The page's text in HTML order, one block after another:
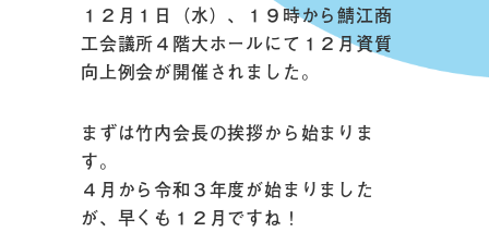
１２月１日（水）、１９時から鯖江商
工会議所４階大ホールにて１２月資質
向上例会が開催されました。
まずは竹内会長の挨拶から始まりま
す。
４月から令和３年度が始まりました
が、早くも１２月ですね！